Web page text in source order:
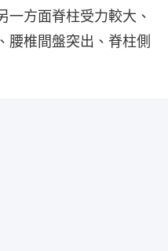
一方面脊柱受力較大、
腰椎間盤突出、脊柱側